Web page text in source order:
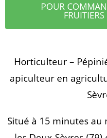
POUR
Horticulteur –
apiculteur en
Situé à 15 minutes